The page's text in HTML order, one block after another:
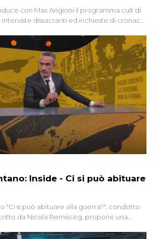
con Max Angioni il programma cult di
dissacranti ed inchieste di cronaca
Inside - Ci si può abituare
"Ci si può abituare alla guerra?", condotto
da Nicola Remisceg, propone una
la guerra sia diventata una realtà pervasiva.